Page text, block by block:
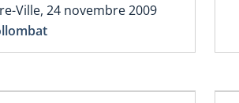
Ville, 24 novembre 2009